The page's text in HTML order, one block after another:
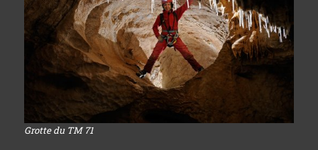
Grotte du TM 71